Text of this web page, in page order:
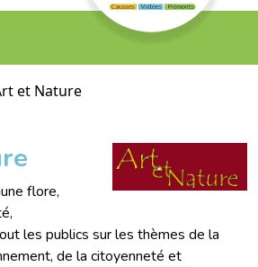
et Nature
flore,
les publics sur les thèmes de la
de la citoyenneté et